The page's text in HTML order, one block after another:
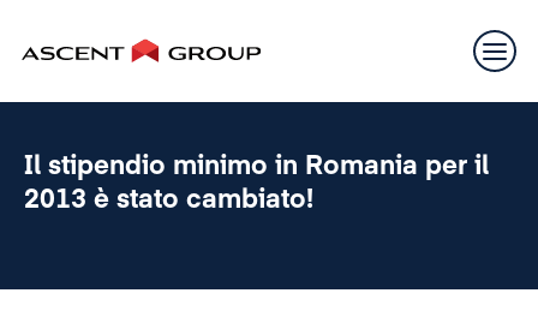
Il stipendio minimo in Romania per il
2013 è stato cambiato!